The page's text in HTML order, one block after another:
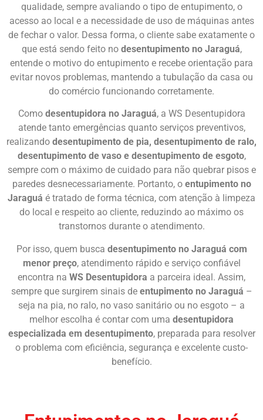
qualidade, sempre avaliando o tipo de entupimento, o
acesso ao local e a necessidade de uso de máquinas antes
de fechar o valor. Dessa forma, o cliente sabe exatamente o
que está sendo feito no desentupimento no Jaraguá,
entende o motivo do entupimento e recebe orientação para
evitar novos problemas, mantendo a tubulação da casa ou
do comércio funcionando corretamente.
Como desentupidora no Jaraguá, a WS Desentupidora
atende tanto emergências quanto serviços preventivos,
realizando desentupimento de pia, desentupimento de ralo,
desentupimento de vaso e desentupimento de esgoto,
sempre com o máximo de cuidado para não quebrar pisos e
paredes desnecessariamente. Portanto, o entupimento no
Jaraguá é tratado de forma técnica, com atenção à limpeza
do local e respeito ao cliente, reduzindo ao máximo os
transtornos durante o atendimento.
Por isso, quem busca desentupimento no Jaraguá com
menor preço, atendimento rápido e serviço confiável
encontra na WS Desentupidora a parceira ideal. Assim,
sempre que surgirem sinais de entupimento no Jaraguá –
seja na pia, no ralo, no vaso sanitário ou no esgoto – a
melhor escolha é contar com uma desentupidora
especializada em desentupimento, preparada para resolver
o problema com eficiência, segurança e excelente custo-
benefício.